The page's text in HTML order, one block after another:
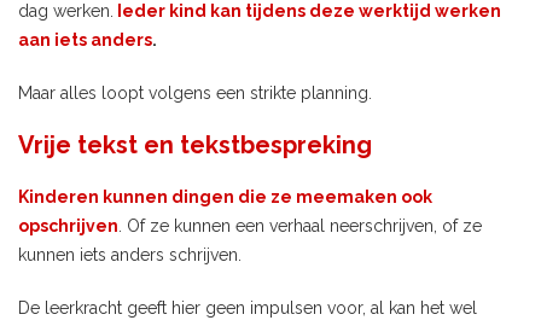
dag werken.
Ieder kind kan tijdens deze werktijd werken
aan iets anders.
Maar alles loopt volgens een strikte planning.
Vrije tekst en tekstbespreking
Kinderen kunnen dingen die ze meemaken ook
opschrijven . Of ze kunnen een verhaal neerschrijven, of ze
kunnen iets anders schrijven.
De leerkracht geeft hier geen impulsen voor, al kan het wel